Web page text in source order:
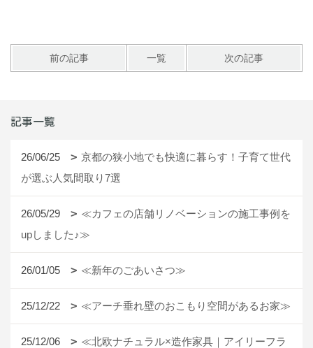
前の記事 一覧 次の記事
記事一覧
26/06/25
京都の狭小地でも快適に暮らす！子育て世代
が選ぶ人気間取り7選
26/05/29
≪カフェの店舗リノベーションの施工事例を
upしました♪≫
26/01/05 ≪新年のごあいさつ≫
25/12/22 ≪アーチ垂れ壁のおこもり空間があるお家≫
25/12/06
≪北欧ナチュラル×造作家具｜アイリーフラ